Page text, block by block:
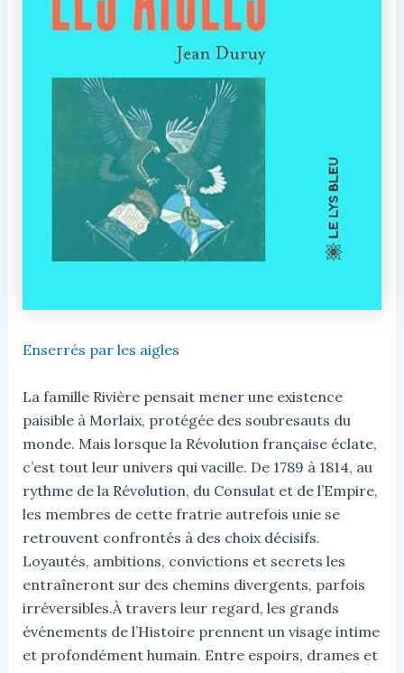
Enserrés par les aigles
La famille Rivière pensait mener une existence
paisible à Morlaix, protégée des soubresauts du
monde. Mais lorsque la Révolution française éclate,
c’est tout leur univers qui vacille. De 1789 à 1814, au
rythme de la Révolution, du Consulat et de l’Empire,
les membres de cette fratrie autrefois unie se
retrouvent confrontés à des choix décisifs.
Loyautés, ambitions, convictions et secrets les
entraîneront sur des chemins divergents, parfois
irréversibles.À travers leur regard, les grands
événements de l’Histoire prennent un visage intime
et profondément humain. Entre espoirs, drames et